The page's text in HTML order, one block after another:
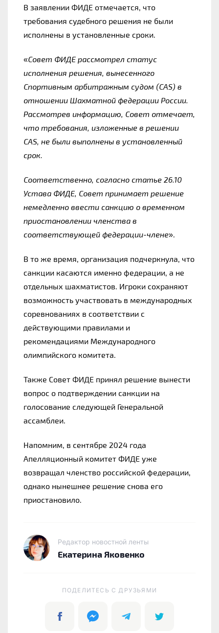
В заявлении ФИДЕ отмечается, что
требования судебного решения не были
исполнены в установленные сроки.
«Совет ФИДЕ рассмотрел статус
исполнения решения, вынесенного
Спортивным арбитражным судом (CAS) в
отношении Шахматной федерации России.
Рассмотрев информацию, Совет отмечает,
что требования, изложенные в решении
CAS, не были выполнены в установленный
срок.
Соответственно, согласно статье 26.10
Устава ФИДЕ, Совет принимает решение
немедленно ввести санкцию о временном
приостановлении членства в
соответствующей федерации-члене».
В то же время, организация подчеркнула, что
санкции касаются именно федерации, а не
отдельных шахматистов. Игроки сохраняют
возможность участвовать в международных
соревнованиях в соответствии с
действующими правилами и
рекомендациями Международного
олимпийского комитета.
Также Совет ФИДЕ принял решение вынести
вопрос о подтверждении санкции на
голосование следующей Генеральной
ассамблеи.
Напомним, в сентябре 2024 года
Апелляционный комитет ФИДЕ уже
возвращал членство российской федерации,
однако нынешнее решение снова его
приостановило.
Редактор новостной ленты
Екатерина Яковенко
ПОДЕЛИТЕСЬ C ДРУЗЬЯМИ